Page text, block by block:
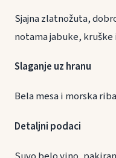
Sjajna zlatnožuta,
notama jabuke, kruške
Slaganje uz hranu
Bela mesa i morska riba
Detaljni podaci